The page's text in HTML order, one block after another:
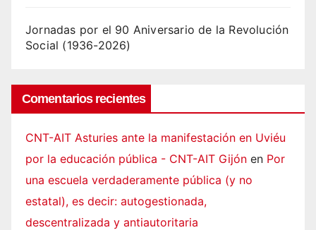
Jornadas por el 90 Aniversario de la Revolución
Social (1936-2026)
Comentarios recientes
CNT-AIT Asturies ante la manifestación en Uviéu
por la educación pública - CNT-AIT Gijón en Por
una escuela verdaderamente pública (y no
estatal), es decir: autogestionada,
descentralizada y antiautoritaria